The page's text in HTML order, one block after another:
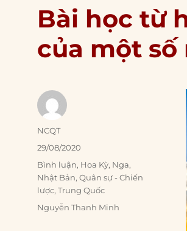
Bài học từ
của một
Author
NCQT
Posted
on
29/08/2020
Categories
Bình luận, Hoa Kỳ, Nga,
Nhật Bản,Quân sự - Chiến
lược,Trung Quốc
Tags
Nguyễn Thanh Minh